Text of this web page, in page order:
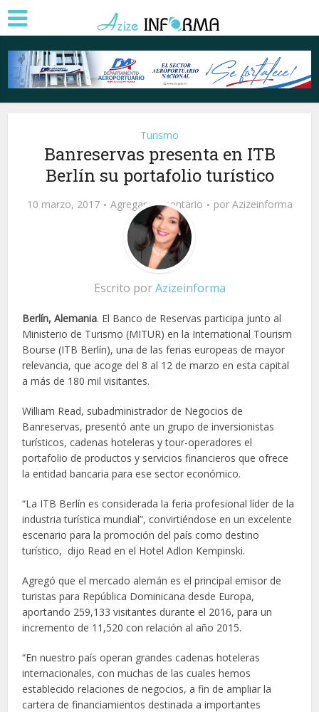
Turismo
Banreservas presenta en ITB
Berlín su portafolio turístico
10 marzo, 2017 Agregar comentario por Azizeinforma
Escrito porAzizeinforma
Berlín, Alemania. El Banco de Reservas participa junto al
Ministerio de Turismo (MITUR) en la International Tourism
Bourse (ITB Berlín), una de las ferias europeas de mayor
relevancia, que acoge del 8 al 12 de marzo en esta capital
a más de 180 mil visitantes.
William Read, subadministrador de Negocios de
Banreservas, presentó ante un grupo de inversionistas
turísticos, cadenas hoteleras y tour-operadores el
portafolio de productos y servicios financieros que ofrece
la entidad bancaria para ese sector económico.
“La ITB Berlín es considerada la feria profesional líder de la
industria turística mundial”, convirtiéndose en un excelente
escenario para la promoción del país como destino
turístico, dijo Read en el Hotel Adlon Kempinski.
Agregó que el mercado alemán es el principal emisor de
turistas para República Dominicana desde Europa,
aportando 259,133 visitantes durante el 2016, para un
incremento de 11,520 con relación al año 2015.
“En nuestro país operan grandes cadenas hoteleras
internacionales, con muchas de las cuales hemos
establecido relaciones de negocios, a fin de ampliar la
cartera de financiamientos destinada a importantes